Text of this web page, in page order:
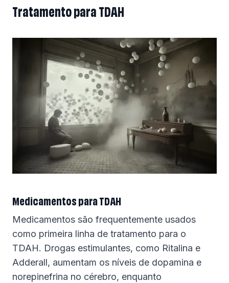
Tratamento para TDAH
Medicamentos para TDAH
Medicamentos são frequentemente usados
como primeira linha de tratamento para o
TDAH. Drogas estimulantes, como Ritalina e
Adderall, aumentam os níveis de dopamina e
norepinefrina no cérebro, enquanto